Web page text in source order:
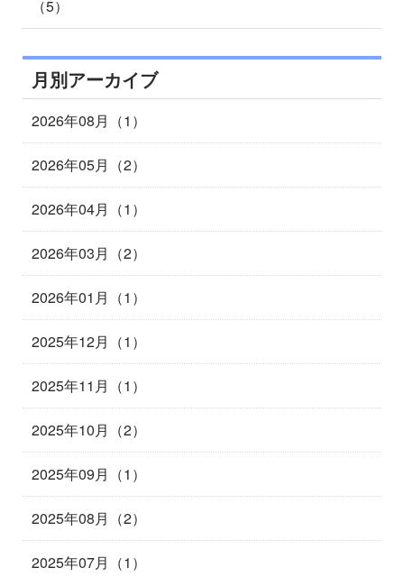
（5）
月別アーカイブ
2026年08月（1）
2026年05月（2）
2026年04月（1）
2026年03月（2）
2026年01月（1）
2025年12月（1）
2025年11月（1）
2025年10月（2）
2025年09月（1）
2025年08月（2）
2025年07月（1）